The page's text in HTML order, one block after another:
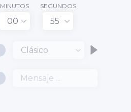
MINUTOS
00
SEGUNDOS
55
Clásico